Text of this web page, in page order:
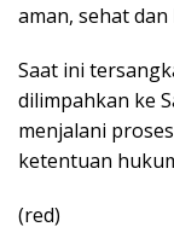
aman, sehat
Saat ini
dilimpahkan ke
menjalani
ketentuan
(red)